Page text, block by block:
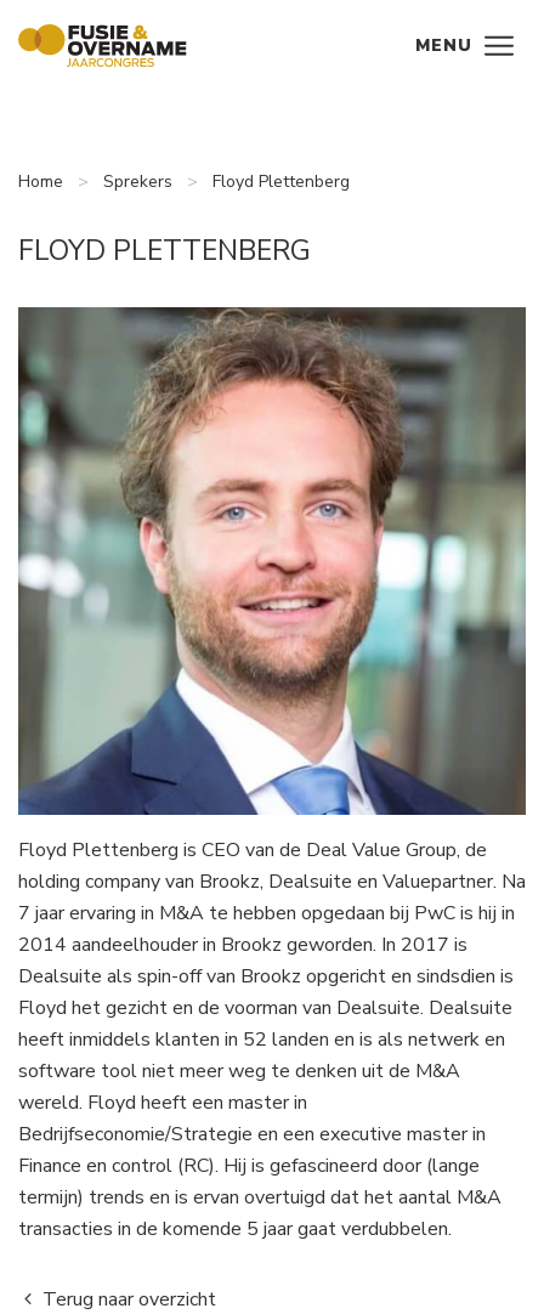
MENU
Home Sprekers Floyd Plettenberg
FLOYD PLETTENBERG
Floyd Plettenberg is CEO van de Deal Value Group, de
holding company van Brookz, Dealsuite en Valuepartner. Na
7 jaar ervaring in M&A te hebben opgedaan bij PwC is hij in
2014 aandeelhouder in Brookz geworden. In 2017 is
Dealsuite als spin-off van Brookz opgericht en sindsdien is
Floyd het gezicht en de voorman van Dealsuite. Dealsuite
heeft inmiddels klanten in 52 landen en is als netwerk en
software tool niet meer weg te denken uit de M&A
wereld. Floyd heeft een master in
Bedrijfseconomie/Strategie en een executive master in
Finance en control (RC). Hij is gefascineerd door (lange
termijn) trends en is ervan overtuigd dat het aantal M&A
transacties in de komende 5 jaar gaat verdubbelen.
Terug naar overzicht